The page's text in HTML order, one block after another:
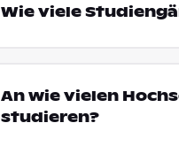
Wie viele
An wie vielen
studieren?